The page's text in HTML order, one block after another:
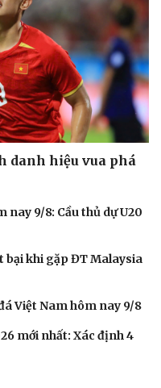
danh hiệu vua phá
nay 9/8: Cầu thủ dự U20
bại khi gặp ĐT Malaysia
Việt Nam hôm nay 9/8
mới nhất: Xác định 4